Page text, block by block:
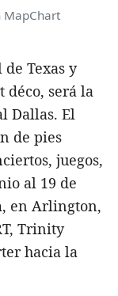
MapChart
de Texas y
déco, será la
Dallas. El
de pies
juegos,
al 19 de
en Arlington,
Trinity
hacia la